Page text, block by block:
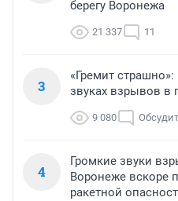
берегу Воронежа
21 337 11
3
«Гремит
звуках взрывов в
9 080
4
Громкие звуки
Воронеже вскоре
ракетной